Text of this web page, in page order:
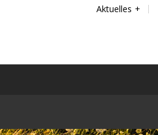
Aktuelles